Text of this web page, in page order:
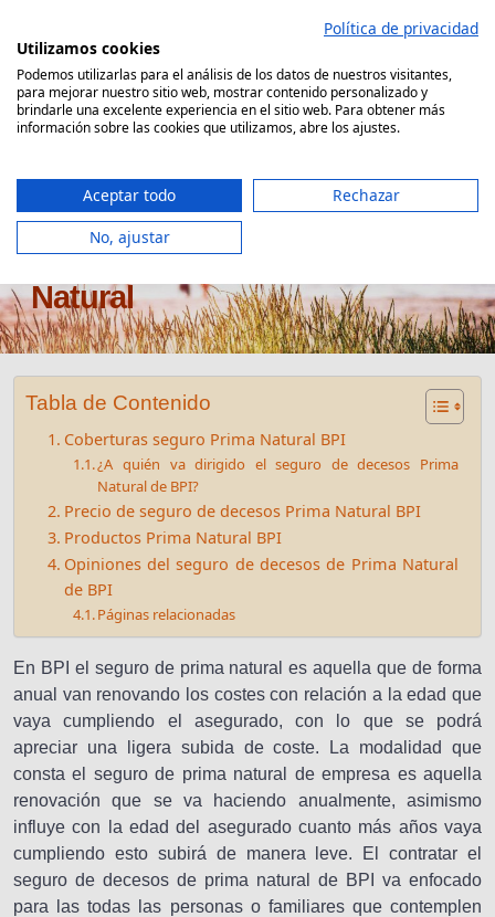
contenido
Comparador Seguro Decesos
Seguro de decesos BPI Prima
Natural
Tabla de Contenido
Coberturas seguro Prima Natural BPI
¿A quién va dirigido el seguro de decesos Prima
Natural de BPI?
Precio de seguro de decesos Prima Natural BPI
Productos Prima Natural BPI
Opiniones del seguro de decesos de Prima Natural
de BPI
Páginas relacionadas
En BPI el seguro de prima natural es aquella que de forma
anual van renovando los costes con relación a la edad que
vaya cumpliendo el asegurado, con lo que se podrá
apreciar una ligera subida de coste. La modalidad que
consta el seguro de prima natural de empresa es aquella
renovación que se va haciendo anualmente, asimismo
influye con la edad del asegurado cuanto más años vaya
cumpliendo esto subirá de manera leve. El contratar el
seguro de decesos de prima natural de BPI va enfocado
para las todas las personas o familiares que contemplen
Política de privacidad
Utilizamos cookies
Podemos utilizarlas para el análisis de los datos de nuestros visitantes,
para mejorar nuestro sitio web, mostrar contenido personalizado y
brindarle una excelente experiencia en el sitio web. Para obtener más
información sobre las cookies que utilizamos, abre los ajustes.
Aceptar todo
Rechazar
No, ajustar